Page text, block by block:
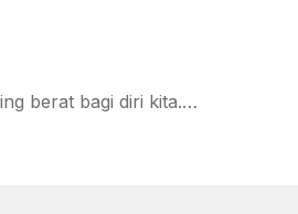
berat bagi diri kita.…